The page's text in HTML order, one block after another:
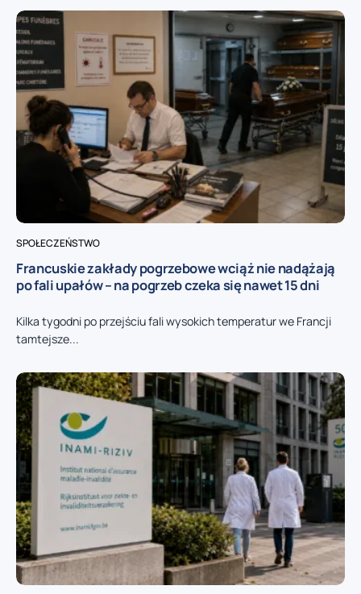
SPOŁECZEŃSTWO
Francuskie zakłady pogrzebowe wciąż nie nadążają
po fali upałów – na pogrzeb czeka się nawet 15 dni
Kilka tygodni po przejściu fali wysokich temperatur we Francji
tamtejsze...